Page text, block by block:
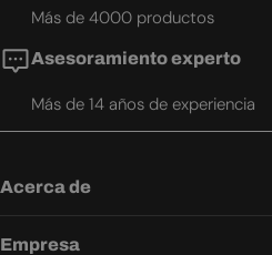
Más de 4000 productos
Asesoramiento experto
Más de 14 años de experiencia
Acerca de
Empresa